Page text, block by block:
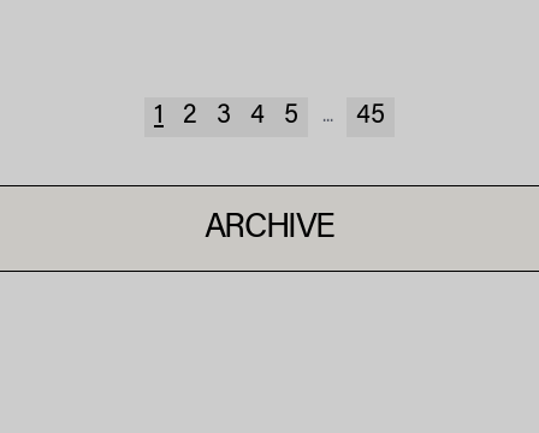
1 2 3 4 5 ... 45
ARCHIVE